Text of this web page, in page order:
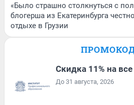
«Было страшно столкнуться с
блогерша из Екатеринбурга
отдыхе в Грузии
Скидка 11% на
До 31 августа, 2026